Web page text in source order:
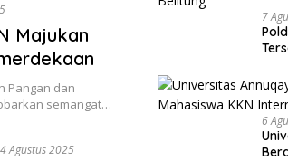
Majukan
Pangan dan
semangat…
Agustus 2025
7
6